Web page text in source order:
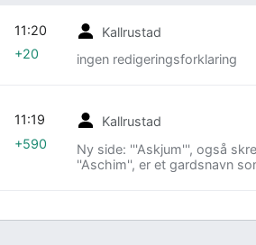
Kallrustad
ingen redigeringsforklaring
11:20
+20
Kallrustad
Ny side: '''Askjum''', også
''Aschim'', er et gardsnavn
11:19
+590